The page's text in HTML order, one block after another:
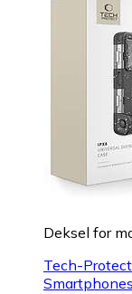
Deksel for
Tech-
Smartphones